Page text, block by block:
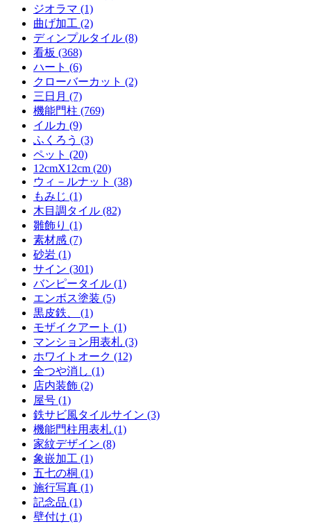
ジオラマ (1)
曲げ加工 (2)
ディンプルタイル (8)
看板 (368)
ハート (6)
クローバーカット (2)
三日月 (7)
機能門柱 (769)
イルカ (9)
ふくろう (3)
ペット (20)
12cmX12cm (20)
ウィ－ルナット (38)
もみじ (1)
木目調タイル (82)
雛飾り (1)
素材感 (7)
砂岩 (1)
サイン (301)
バンピータイル (1)
エンボス塗装 (5)
黒皮鉄、 (1)
モザイクアート (1)
マンション用表札 (3)
ホワイトオーク (12)
全つや消し (1)
店内装飾 (2)
屋号 (1)
鉄サビ風タイルサイン (3)
機能門柱用表札 (1)
家紋デザイン (8)
象嵌加工 (1)
五七の桐 (1)
施行写真 (1)
記念品 (1)
壁付け (1)